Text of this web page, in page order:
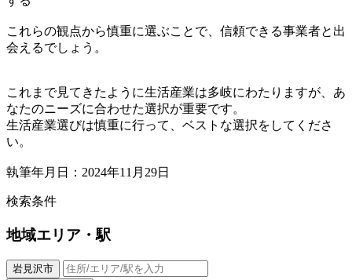
これらの観点から慎重に選ぶことで、信頼できる事業者と出
会えるでしょう。
これまで見てきたように生活産業は多岐にわたりますが、あ
なたのニーズに合わせた選択が重要です。
生活産業選びは慎重に行って、ベストな選択をしてくださ
い。
執筆年月日：2024年11月29日
検索条件
地域エリア・駅
岩見沢市